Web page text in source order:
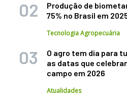
Produção de
75% no Brasil em
Tecnologia Agropecuária
O agro tem dia para
as datas que
campo em 2026
Atualidades